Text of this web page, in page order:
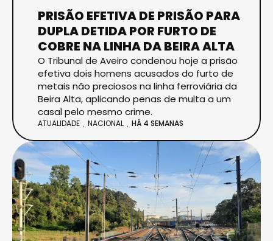
PRISÃO EFETIVA DE PRISÃO PARA
DUPLA DETIDA POR FURTO DE
COBRE NA LINHA DA BEIRA ALTA
O Tribunal de Aveiro condenou hoje a prisão
efetiva dois homens acusados do furto de
metais não preciosos na linha ferroviária da
Beira Alta, aplicando penas de multa a um
casal pelo mesmo crime.
ATUALIDADE NACIONAL HÁ 4 SEMANAS